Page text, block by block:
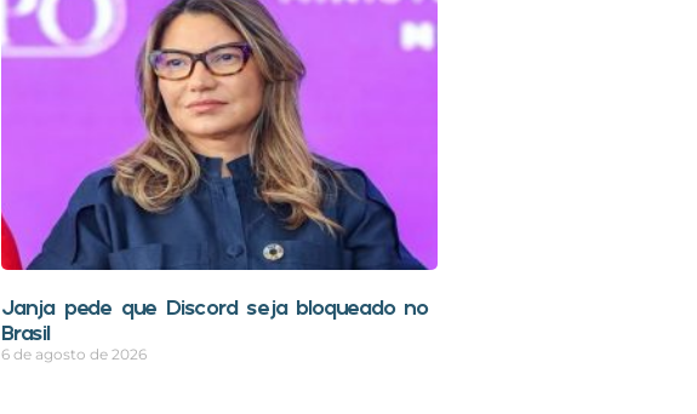
Janja pede que Discord seja bloqueado no
Brasil
6 de agosto de 2026